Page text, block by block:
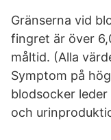
Gränserna vid
fingret är över
måltid. (Alla
Symptom på
blodsocker
och